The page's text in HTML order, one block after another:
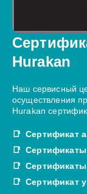
Hurakan
Наш сервисный
осуществления
Hurakan
Сертификат
Сертификат